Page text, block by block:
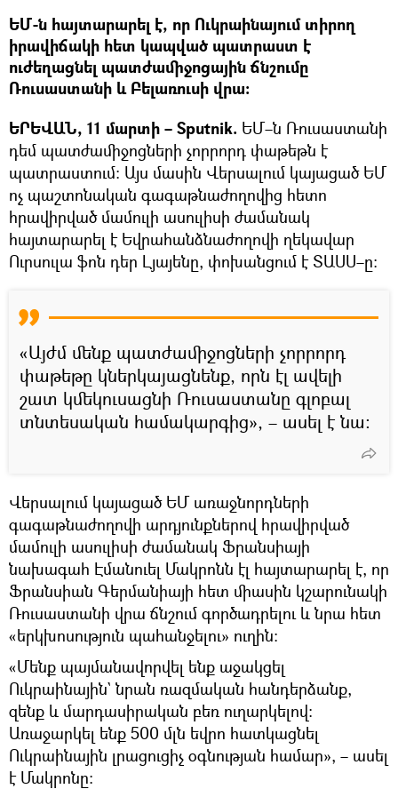
ԵՄ-ն հայտարարել է, որ Ուկրաինայում տիրող
իրավիճակի հետ կապված պատրաստ է
ուժեղացնել պատժամիջոցային ճնշումը
Ռուսաստանի և Բելառուսի վրա։
ԵՐԵՎԱՆ, 11 մարտի – Sputnik. ԵՄ–ն Ռուսաստանի
դեմ պատժամիջոցների չորրորդ փաթեթն է
պատրաստում։ Այս մասին Վերսալում կայացած ԵՄ
ոչ պաշտոնական գագաթնաժողովից հետո
հրավիրված մամուլի ասուլիսի ժամանակ
հայտարարել է Եվրահանձնաժողովի ղեկավար
Ուրսուլա ֆոն դեր Լյայենը, փոխանցում է ՏԱՍՍ–ը։
«Այժմ մենք պատժամիջոցների չորրորդ
փաթեթը կներկայացնենք, որն էլ ավելի
շատ կմեկուսացնի Ռուսաստանը գլոբալ
տնտեսական համակարգից», – ասել է նա։
Վերսալում կայացած ԵՄ առաջնորդների
գագաթնաժողովի արդյունքներով հրավիրված
մամուլի ասուլիսի ժամանակ Ֆրանսիայի
նախագահ Էմանուել Մակրոնն էլ հայտարարել է, որ
Ֆրանսիան Գերմանիայի հետ միասին կշարունակի
Ռուսաստանի վրա ճնշում գործադրելու և նրա հետ
«երկխոսություն պահանջելու» ուղին։
«Մենք պայմանավորվել ենք աջակցել
Ուկրաինային` նրան ռազմական հանդերձանք,
զենք և մարդասիրական բեռ ուղարկելով։
Առաջարկել ենք 500 մլն եվրո հատկացնել
Ուկրաինային լրացուցիչ օգնության համար», – ասել
է Մակրոնը։